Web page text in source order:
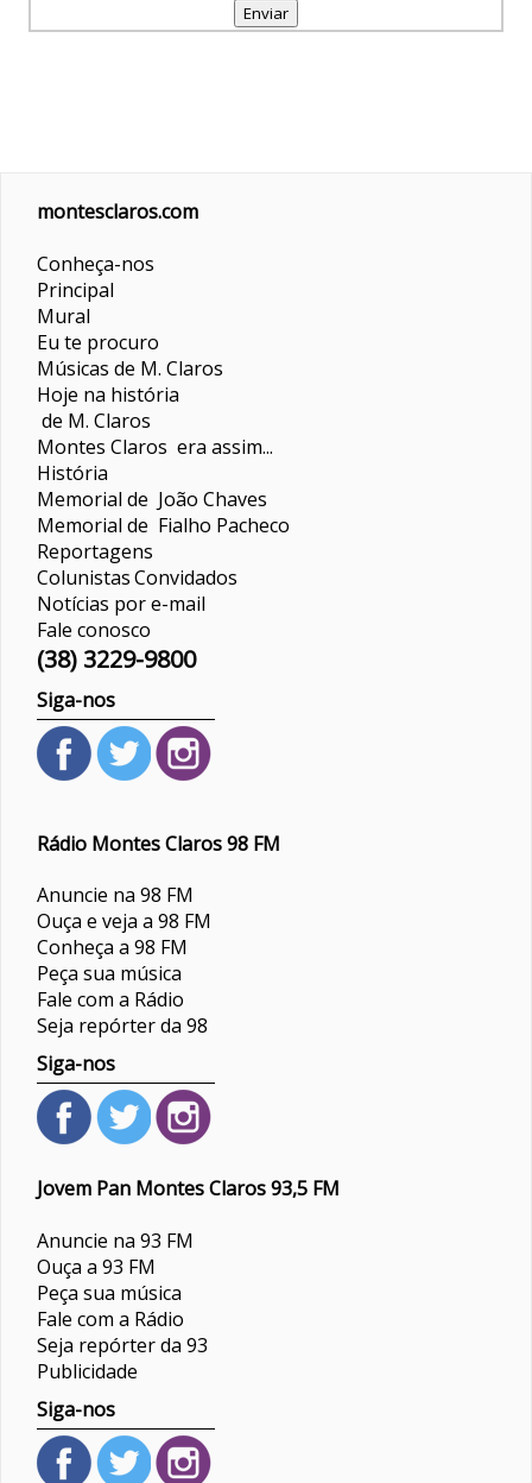
montesclaros.com
Conheça-nos
Principal
Mural
Eu te procuro
Músicas de M. Claros
Hoje na história
de M. Claros
Montes Claros era assim...
História
Memorial de João Chaves
Memorial de Fialho Pacheco
Reportagens
ColunistasConvidados
Notícias por e-mail
Fale conosco
(38) 3229-9800
Siga-nos
Rádio Montes Claros 98 FM
Anuncie na 98 FM
Ouça e veja a 98 FM
Conheça a 98 FM
Peça sua música
Fale com a Rádio
Seja repórter da 98
Siga-nos
Jovem Pan Montes Claros 93,5 FM
Anuncie na 93 FM
Ouça a 93 FM
Peça sua música
Fale com a Rádio
Seja repórter da 93
Publicidade
Siga-nos